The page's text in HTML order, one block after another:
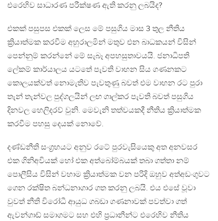
එරෙහිව සාධාරණ පරීක්ෂණ ඇති කරනු ලබයිද?
එකක් පසුපස එකක් ලෙස මේ පසුගිය මාස 3 තුල නීතිය
ක්‍රියාත්මක කරවීම අහුරාලමින් මතුව එන බාධකයන් විසින්
පෙන්නුම් කරන්නේ මේ සැබෑ අපහසුතාවයයි. ජනාධිපති
ලේකම් කාර්යාලය යටතේ පැවති වාහන සිය ගණනකට
කොලයක්වත් නොමැතිව පැවතුණු බවත් එම වාහන රට පුරා
තැන් තැන්වල පුද්ගලයින් ලඟ ගාල්කර පැවති බවත් පසුගිය
දිනවල හෙලිදරව් වුනි. මෙවැනි තත්වයකදී නීතිය ක්‍රියාත්මක
කරවීම පහසු දෙයක් නොවේ.
දණ්ඩනීති සංග්‍රහයට අනුව රටේ පුරවැසියෙකු අත අනවසර
එක ගිනිඅවියක් හෝ එක අත්බෝම්බයක් තබා ගත්තා නම්
පොලීසිය විසින් වහාම ක්‍රියාත්මක වන පරිදි ඔහුව අත්අඩංගුවට
ගෙන රක්ෂිත බන්ධනාගාර ගත කරනු ලබයි. එය එසේ වූවා
වුවත් නීති විරෝධී ආයුධ ගබඩා ගණනාවක් පවත්වා ගත්
ඇවන්ගාඩ් සමාගමට සහ එහි ප්‍රධානීන්ට එරෙහිව නීතිය